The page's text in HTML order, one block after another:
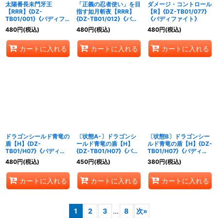
太陽番長未門牙王
【RRR】{DZ-
TB01/001}《バディファ
イト》
480円(税込)
カートに入れる
「正義の忍者使い」を目
指す如月斬夜【RRR】
{DZ-TB01/012}《バデ
ィファイト》
480円(税込)
カートに入れる
ダメージ・コントロール
【R】{DZ-TB01/077}
《バディファイト》
480円(税込)
カートに入れる
ドラゴンシールド青竜の
盾【H】{DZ-
TB01/H07}《バディフ
ァイト》
480円(税込)
カートに入れる
〔状態A-〕ドラゴンシ
ールド青竜の盾【H】
{DZ-TB01/H07}《バデ
ィファイト》
450円(税込)
カートに入れる
〔状態B〕ドラゴンシー
ルド青竜の盾【H】{DZ-
TB01/H07}《バディフ
ァイト》
380円(税込)
カートに入れる
1 2 3 ... 8 次»